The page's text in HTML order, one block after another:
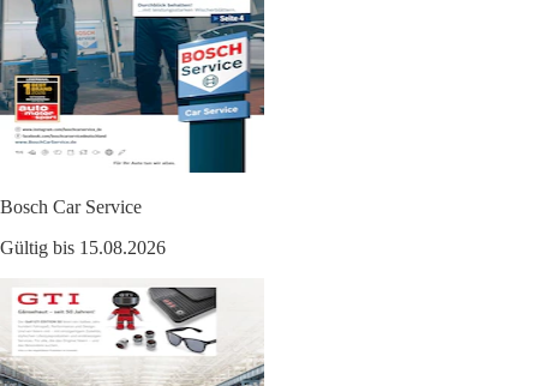
Bosch Car Service
Gültig bis 15.08.2026